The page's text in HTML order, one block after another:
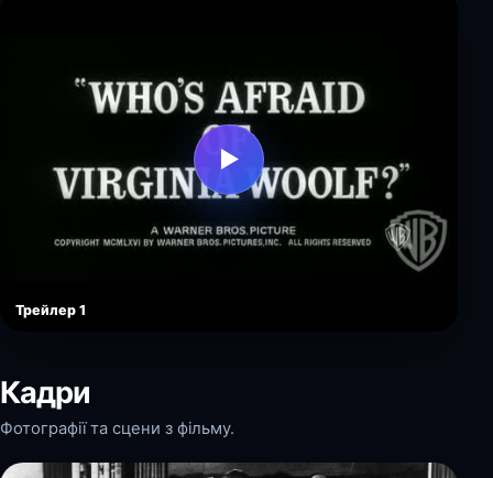
▶
Трейлер 1
Кадри
Фотографії та сцени з фільму.